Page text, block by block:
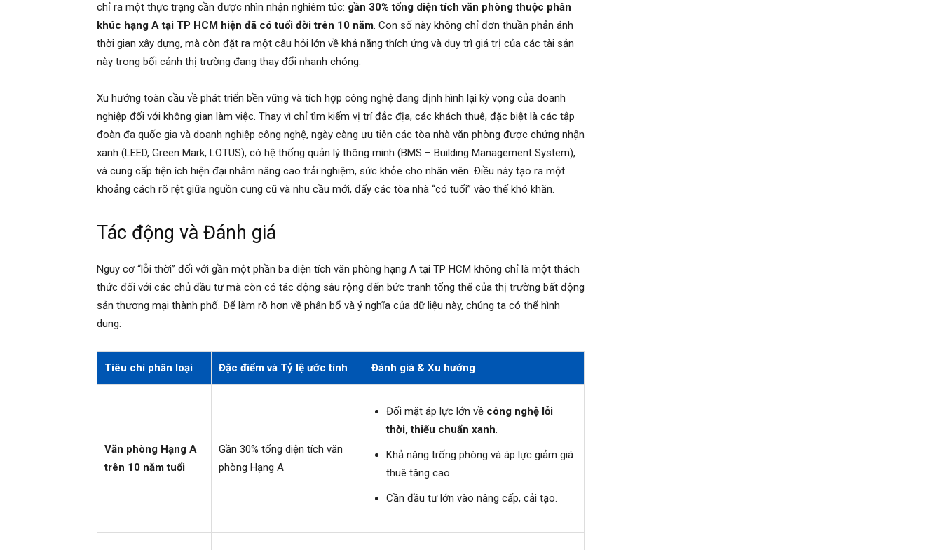
chỉ ra một thực trạng cần được nhìn nhận nghiêm túc: gần 30% tổng diện tích văn phòng thuộc phân
khúc hạng A tại TP HCM hiện đã có tuổi đời trên 10 năm. Con số này không chỉ đơn thuần phản ánh
thời gian xây dựng, mà còn đặt ra một câu hỏi lớn về khả năng thích ứng và duy trì giá trị của các tài sản
này trong bối cảnh thị trường đang thay đổi nhanh chóng.
Xu hướng toàn cầu về phát triển bền vững và tích hợp công nghệ đang định hình lại kỳ vọng của doanh
nghiệp đối với không gian làm việc. Thay vì chỉ tìm kiếm vị trí đắc địa, các khách thuê, đặc biệt là các tập
đoàn đa quốc gia và doanh nghiệp công nghệ, ngày càng ưu tiên các tòa nhà văn phòng được chứng nhận
xanh (LEED, Green Mark, LOTUS), có hệ thống quản lý thông minh (BMS – Building Management System),
và cung cấp tiện ích hiện đại nhằm nâng cao trải nghiệm, sức khỏe cho nhân viên. Điều này tạo ra một
khoảng cách rõ rệt giữa nguồn cung cũ và nhu cầu mới, đẩy các tòa nhà “có tuổi” vào thế khó khăn.
Tác động và Đánh giá
Nguy cơ “lỗi thời” đối với gần một phần ba diện tích văn phòng hạng A tại TP HCM không chỉ là một thách
thức đối với các chủ đầu tư mà còn có tác động sâu rộng đến bức tranh tổng thể của thị trường bất động
sản thương mại thành phố. Để làm rõ hơn về phân bổ và ý nghĩa của dữ liệu này, chúng ta có thể hình
dung:
Tiêu chí phân loại Đặc điểm và Tỷ lệ ước tính Đánh giá & Xu hướng
Văn phòng Hạng A
trên 10 năm tuổi
Gần 30% tổng diện tích văn
phòng Hạng A
Đối mặt áp lực lớn về công nghệ lỗi
thời, thiếu chuẩn xanh.
Khả năng trống phòng và áp lực giảm giá
thuê tăng cao.
Cần đầu tư lớn vào nâng cấp, cải tạo.